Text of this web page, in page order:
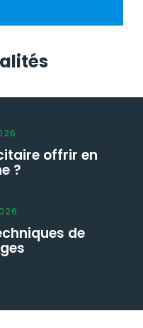
offrir en
?
de